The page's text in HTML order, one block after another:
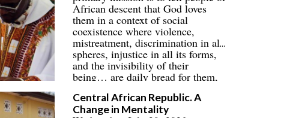
African descent that God loves
them in a context of social
coexistence where violence,
mistreatment, discrimination in all
spheres, injustice in all its forms,
and the invisibility of their
being… are daily bread for them,
communities.
Central African Republic. A
Change in Mentality